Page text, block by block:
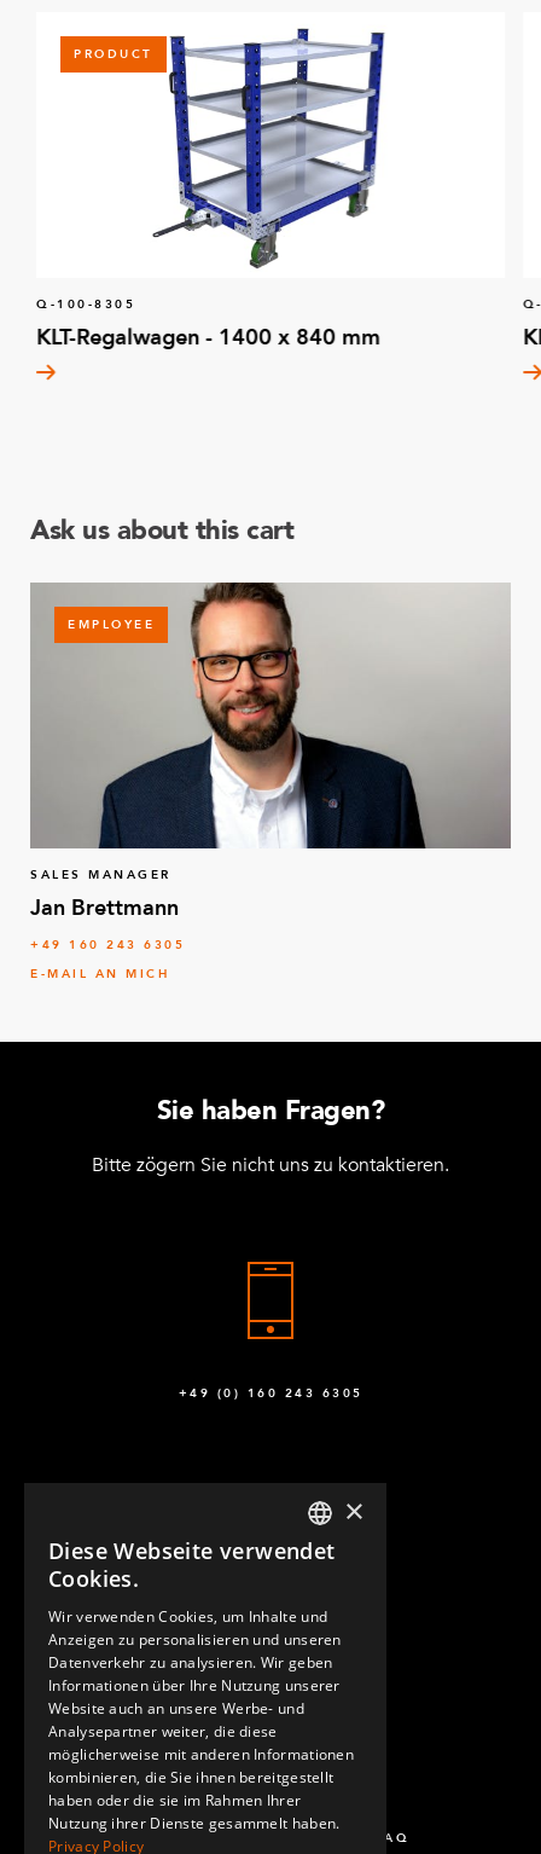
PRODUCT
Q-100-8305
KLT-Regalwagen - 1400 x 840 mm
Ask us about this cart
EMPLOYEE
SALES MANAGER
Jan Brettmann
+49 160 243 6305
E-MAIL AN MICH
Sie haben Fragen?
Bitte zögern Sie nicht uns zu kontaktieren.
+49 (0) 160 243 6305
KONTAKT
FRAGEN UND ANTWORTEN - FAQ
ENGLISH
×
Diese Webseite verwendet
Cookies.
Wir verwenden Cookies, um Inhalte und
Anzeigen zu personalisieren und unseren
Datenverkehr zu analysieren. Wir geben
Informationen über Ihre Nutzung unserer
Website auch an unsere Werbe- und
Analysepartner weiter, die diese
möglicherweise mit anderen Informationen
kombinieren, die Sie ihnen bereitgestellt
haben oder die sie im Rahmen Ihrer
Nutzung ihrer Dienste gesammelt haben.
Privacy Policy